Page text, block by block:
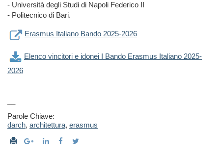
- Università degli Studi di Napoli Federico II
- Politecnico di Bari.
Erasmus Italiano Bando 2025-2026
Elenco vincitori e idonei I Bando Erasmus Italiano 2025-
2026
Parole Chiave:
darch, architettura, erasmus